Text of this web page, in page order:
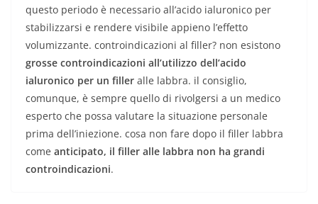
questo periodo è necessario all’acido ialuronico per
stabilizzarsi e rendere visibile appieno l’effetto
volumizzante. controindicazioni al filler? non esistono
grosse controindicazioni all’utilizzo dell’acido
ialuronico per un filler alle labbra. il consiglio,
comunque, è sempre quello di rivolgersi a un medico
esperto che possa valutare la situazione personale
prima dell’iniezione. cosa non fare dopo il filler labbra
come anticipato, il filler alle labbra non ha grandi
controindicazioni.